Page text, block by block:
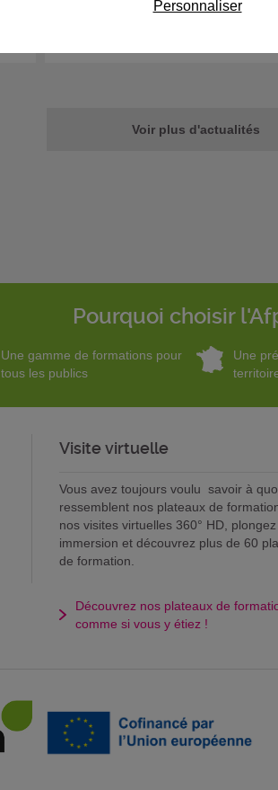
Bouger pour apprendre :
Voir plus d'actualités
Pourquoi choisir
Une gamme de formations pour
tous les publics
Une
Visite virtuelle
Vous avez toujours voulu savoir à
ressemblent nos plateaux de
nos visites virtuelles 360° HD,
immersion et découvrez plus de 60
de formation.
Découvrez nos plateaux de
comme si vous y étiez !
Personnaliser